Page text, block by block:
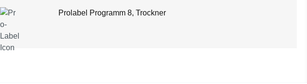
Prolabel Programm 8, Trockner